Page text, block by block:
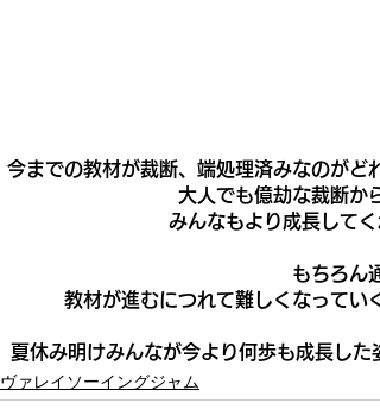
今までの教材が裁断、端処理済みなのがど
大人でも億劫な裁断か
みんなもより成長して
もちろん
教材が進むにつれて難しくなってい
夏休み明けみんなが今より何歩も成長し
ヴァレイソーイングジャム